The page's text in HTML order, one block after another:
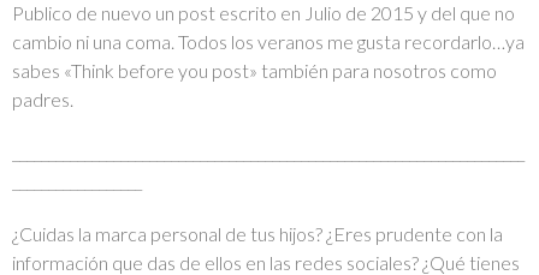
Publico de nuevo un post escrito en Julio de 2015 y del que no
cambio ni una coma. Todos los veranos me gusta recordarlo…ya
sabes «Think before you post» también para nosotros como
padres.
¿Cuidas la marca personal de tus hijos? ¿Eres prudente con la
información que das de ellos en las redes sociales? ¿Qué tienes